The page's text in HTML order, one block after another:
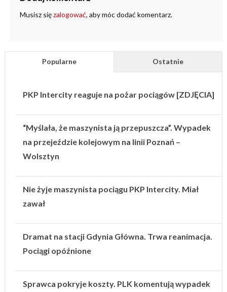
Musisz sięzalogować, aby móc dodać komentarz.
Popularne Ostatnie
PKP Intercity reaguje na pożar pociągów [ZDJĘCIA]
“Myślała, że maszynista ją przepuszcza”. Wypadek
na przejeździe kolejowym na linii Poznań –
Wolsztyn
Nie żyje maszynista pociągu PKP Intercity. Miał
zawał
Dramat na stacji Gdynia Główna. Trwa reanimacja.
Pociągi opóźnione
Sprawca pokryje koszty. PLK komentują wypadek